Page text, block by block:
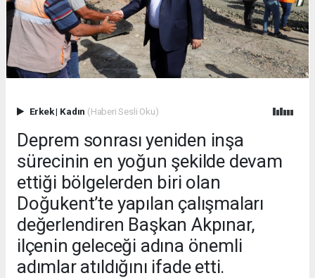
Erkek| Kadın (Haberi Sesli Oku)
Deprem sonrası yeniden inşa
sürecinin en yoğun şekilde devam
ettiği bölgelerden biri olan
Doğukent’te yapılan çalışmaları
değerlendiren Başkan Akpınar,
ilçenin geleceği adına önemli
adımlar atıldığını ifade etti.